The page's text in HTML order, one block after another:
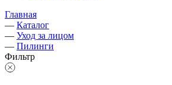
Главная
— Каталог
— Уход за лицом
— Пилинги
Фильтр